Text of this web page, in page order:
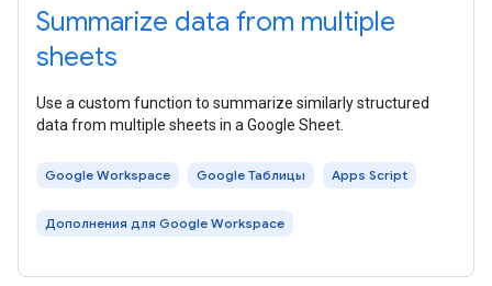
Summarize data from multiple
sheets
Use a custom function to summarize similarly structured
data from multiple sheets in a Google Sheet.
Google Workspace Google Таблицы Apps Script
Дополнения для Google Workspace